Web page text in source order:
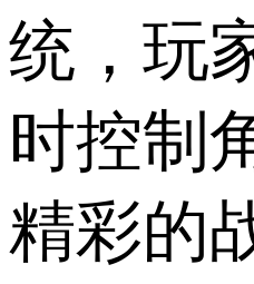
统，玩
时控制
精彩的